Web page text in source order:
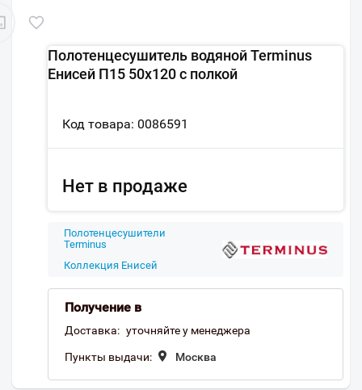
Полотенцесушитель водяной Terminus
Енисей П15 50х120 с полкой
Код товара: 0086591
Нет в продаже
Полотенцесушители
Terminus
Коллекция Енисей
Получение в
Доставка: уточняйте у менеджера
Пункты выдачи: Москва